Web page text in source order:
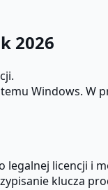
2026
Windows. W
licencji i
klucza